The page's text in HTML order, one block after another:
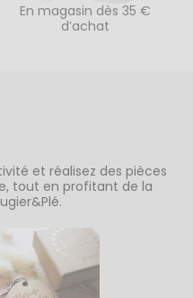
En magasin dès 35 €
d’achat
et réalisez des pièces
tout en profitant de la